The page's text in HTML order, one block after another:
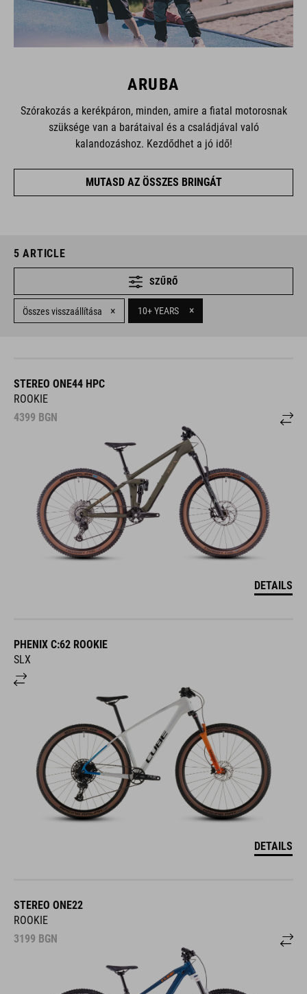
ARUBA
Szórakozás a kerékpáron, minden, amire a fiatal motorosnak
szüksége van a barátaival és a családjával való
kalandozáshoz. Kezdődhet a jó idő!
MUTASD AZ ÖSSZES BRINGÁT
5 ARTICLE
SZŰRŐ
Összes visszaállítása × 10+ YEARS ×
STEREO ONE44 HPC
ROOKIE
4399 BGN
DETAILS
PHENIX C:62 ROOKIE
SLX
DETAILS
STEREO ONE22
ROOKIE
3199 BGN